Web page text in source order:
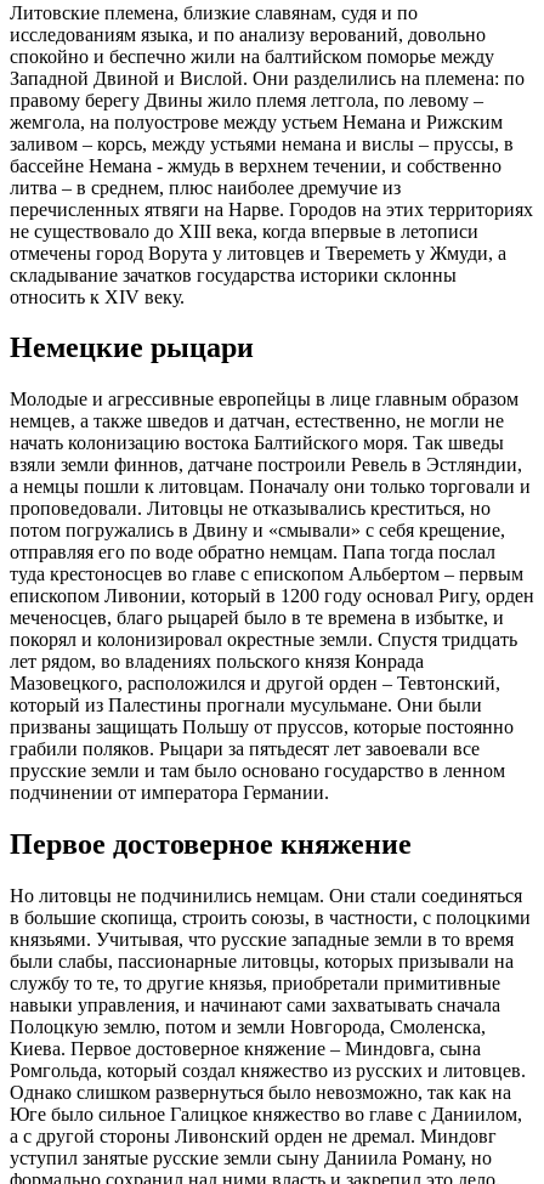
Литовские племена, близкие славянам, судя и по
исследованиям языка, и по анализу верований, довольно
спокойно и беспечно жили на балтийском поморье между
Западной Двиной и Вислой. Они разделились на племена: по
правому берегу Двины жило племя летгола, по левому –
жемгола, на полуострове между устьем Немана и Рижским
заливом – корсь, между устьями немана и вислы – пруссы, в
бассейне Немана - жмудь в верхнем течении, и собственно
литва – в среднем, плюс наиболее дремучие из
перечисленных ятвяги на Нарве. Городов на этих территориях
не существовало до XIII века, когда впервые в летописи
отмечены город Ворута у литовцев и Твереметь у Жмуди, а
складывание зачатков государства историки склонны
относить к XIV веку.
Немецкие рыцари
Молодые и агрессивные европейцы в лице главным образом
немцев, а также шведов и датчан, естественно, не могли не
начать колонизацию востока Балтийского моря. Так шведы
взяли земли финнов, датчане построили Ревель в Эстляндии,
а немцы пошли к литовцам. Поначалу они только торговали и
проповедовали. Литовцы не отказывались креститься, но
потом погружались в Двину и «смывали» с себя крещение,
отправляя его по воде обратно немцам. Папа тогда послал
туда крестоносцев во главе с епископом Альбертом – первым
епископом Ливонии, который в 1200 году основал Ригу, орден
меченосцев, благо рыцарей было в те времена в избытке, и
покорял и колонизировал окрестные земли. Спустя тридцать
лет рядом, во владениях польского князя Конрада
Мазовецкого, расположился и другой орден – Тевтонский,
который из Палестины прогнали мусульмане. Они были
призваны защищать Польшу от пруссов, которые постоянно
грабили поляков. Рыцари за пятьдесят лет завоевали все
прусские земли и там было основано государство в ленном
подчинении от императора Германии.
Первое достоверное княжение
Но литовцы не подчинились немцам. Они стали соединяться
в большие скопища, строить союзы, в частности, с полоцкими
князьями. Учитывая, что русские западные земли в то время
были слабы, пассионарные литовцы, которых призывали на
службу то те, то другие князья, приобретали примитивные
навыки управления, и начинают сами захватывать сначала
Полоцкую землю, потом и земли Новгорода, Смоленска,
Киева. Первое достоверное княжение – Миндовга, сына
Ромгольда, который создал княжество из русских и литовцев.
Однако слишком развернуться было невозможно, так как на
Юге было сильное Галицкое княжество во главе с Даниилом,
а с другой стороны Ливонский орден не дремал. Миндовг
уступил занятые русские земли сыну Даниила Роману, но